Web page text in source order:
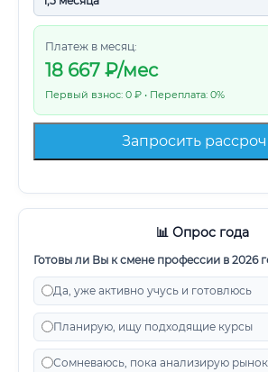
Платеж в месяц:
18 667 ₽/мес
Первый взнос: 0 ₽ • Переплата: 0%
Запросить
📊 Опрос года
Готовы ли Вы к смене профессии в 2026
Да, уже активно учусь и готовлюсь
Планирую, ищу подходящие курсы
Сомневаюсь, пока анализирую рынок